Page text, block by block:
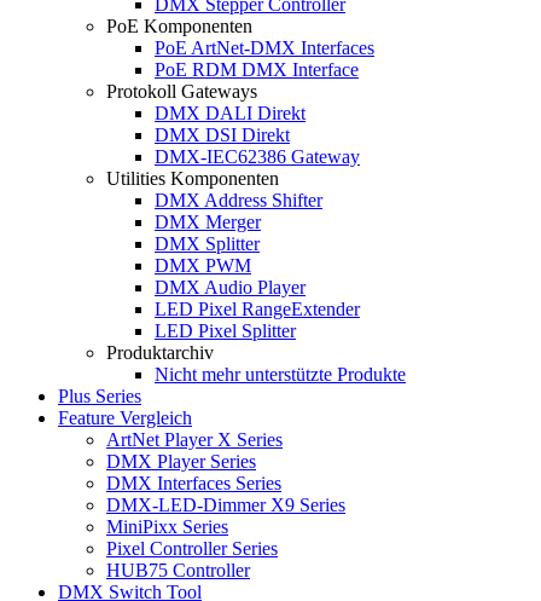
DMX Stepper Controller
PoE Komponenten
PoE ArtNet-DMX Interfaces
PoE RDM DMX Interface
Protokoll Gateways
DMX DALI Direkt
DMX DSI Direkt
DMX-IEC62386 Gateway
Utilities Komponenten
DMX Address Shifter
DMX Merger
DMX Splitter
DMX PWM
DMX Audio Player
LED Pixel RangeExtender
LED Pixel Splitter
Produktarchiv
Nicht mehr unterstützte Produkte
Plus Series
Feature Vergleich
ArtNet Player X Series
DMX Player Series
DMX Interfaces Series
DMX-LED-Dimmer X9 Series
MiniPixx Series
Pixel Controller Series
HUB75 Controller
DMX Switch Tool